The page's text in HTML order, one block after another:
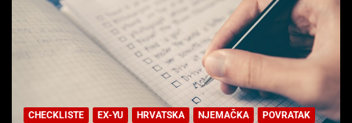
CHECKLISTE EX-YU HRVATSKA NJEMAČKA
POVRATAK